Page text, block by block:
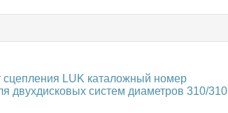
LUK каталожный номер
двухдисковых систем диаметров 310/310